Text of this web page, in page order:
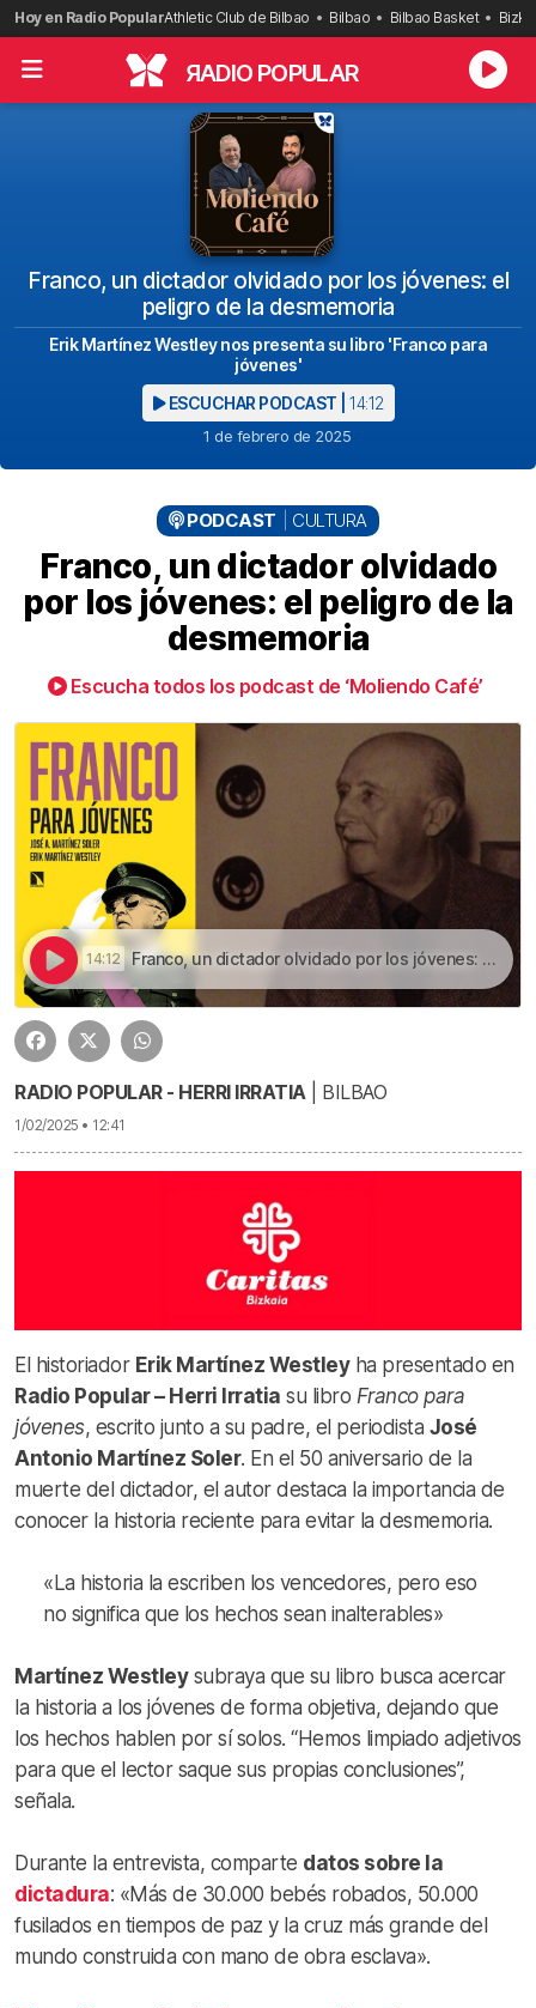
Saltar
al
contenido
Hoy en Radio PopularAthletic Club de Bilbao Bilbao Bilbao Basket
RADIO POPULAR
Franco, un dictador olvidado por los jóvenes: el
peligro de la desmemoria
Erik Martínez Westley nos presenta su libro 'Franco para
jóvenes'
ESCUCHAR PODCAST | 14:12
1 de febrero de 2025
PODCAST CULTURA
Franco, un dictador olvidado
por los jóvenes: el peligro de la
desmemoria
Escucha todos los podcast de ‘Moliendo Café’
14:12 Franco, un dictador olvidado por los jóvenes: el peligro de la desmemoria | Franco, un dictador olvidado por los jóvenes: el peligro de la desmemoria
RADIO POPULAR - HERRI IRRATIA| BILBAO
1/02/2025 • 12:41
El historiador Erik Martínez Westleyha presentado en
Radio Popular – Herri Irratia su libro Franco para
jóvenes, escrito junto a su padre, el periodista José
Antonio Martínez Soler. En el 50 aniversario de la
muerte del dictador, el autor destaca la importancia de
conocer la historia reciente para evitar la desmemoria.
«La historia la escriben los vencedores, pero eso
no significa que los hechos sean inalterables»
Martínez Westleysubraya que su libro busca acercar
la historia a los jóvenes de forma objetiva, dejando que
los hechos hablen por sí solos. “Hemos limpiado adjetivos
para que el lector saque sus propias conclusiones”,
señala.
Durante la entrevista, comparte datos sobre la
dictadura: «Más de 30.000 bebés robados, 50.000
fusilados en tiempos de paz y la cruz más grande del
mundo construida con mano de obra esclava».